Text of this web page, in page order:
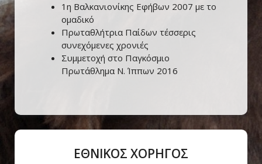
1η Βαλκανιονίκης Εφήβων 2007 με το
ομαδικό
Πρωταθλήτρια Παίδων τέσσερις
συνεχόμενες χρονιές
Συμμετοχή στο Παγκόσμιο
Πρωτάθλημα Ν. Ίππων 2016
ΕΘΝΙΚΟΣ ΧΟΡΗΓΟΣ